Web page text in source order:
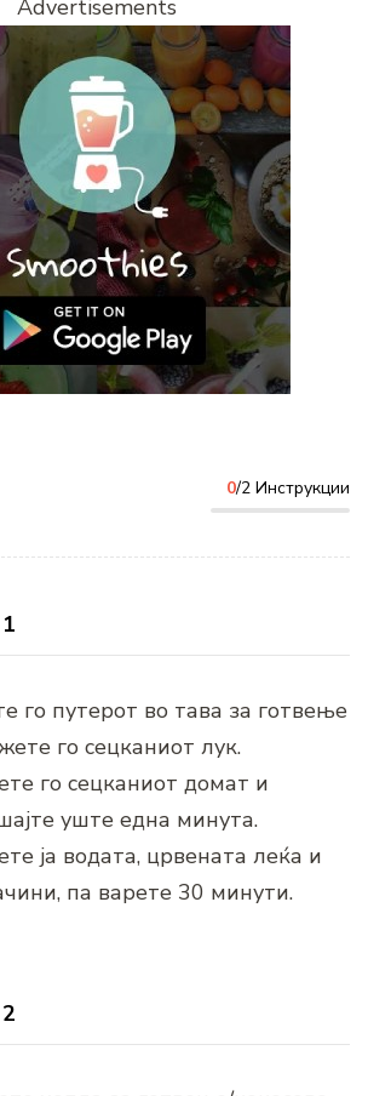
Advertisements
0/2 Инструкции
го путерот во тава за готвење
го сецканиот лук.
го сецканиот домат и
уште една минута.
ја водата, црвената леќа и
па варете 30 минути.